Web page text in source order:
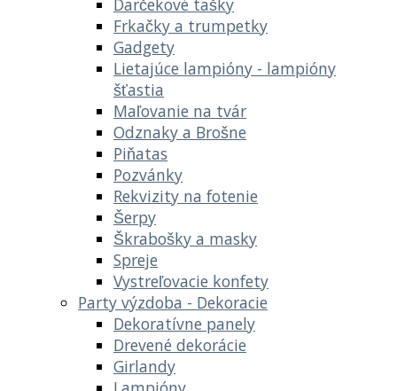
Frkačky a trumpetky
Gadgety
Lietajúce lampióny - lampióny
šťastia
Maľovanie na tvár
Odznaky a Brošne
Piňatas
Pozvánky
Rekvizity na fotenie
Šerpy
Škrabošky a masky
Spreje
Vystreľovacie konfety
Party výzdoba - Dekoracie
Dekoratívne panely
Drevené dekorácie
Girlandy